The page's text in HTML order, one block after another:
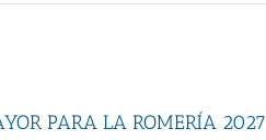
PARA LA ROMERÍA 2027